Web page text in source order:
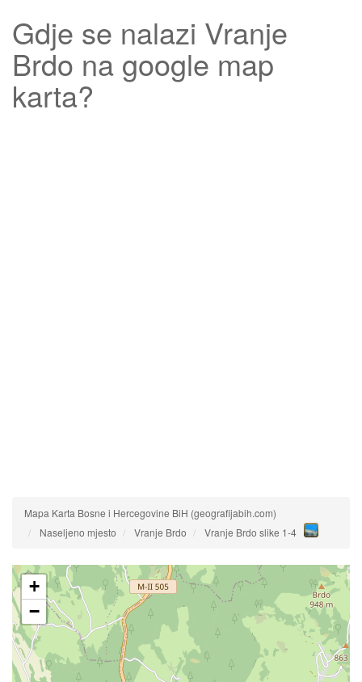
Gdje se nalazi Vranje
Brdo na google map
karta?
Mapa Karta Bosne i Hercegovine BiH (geografijabih.com)
Naseljeno mjesto
Vranje Brdo Vranje Brdo slike 1-4
+
−